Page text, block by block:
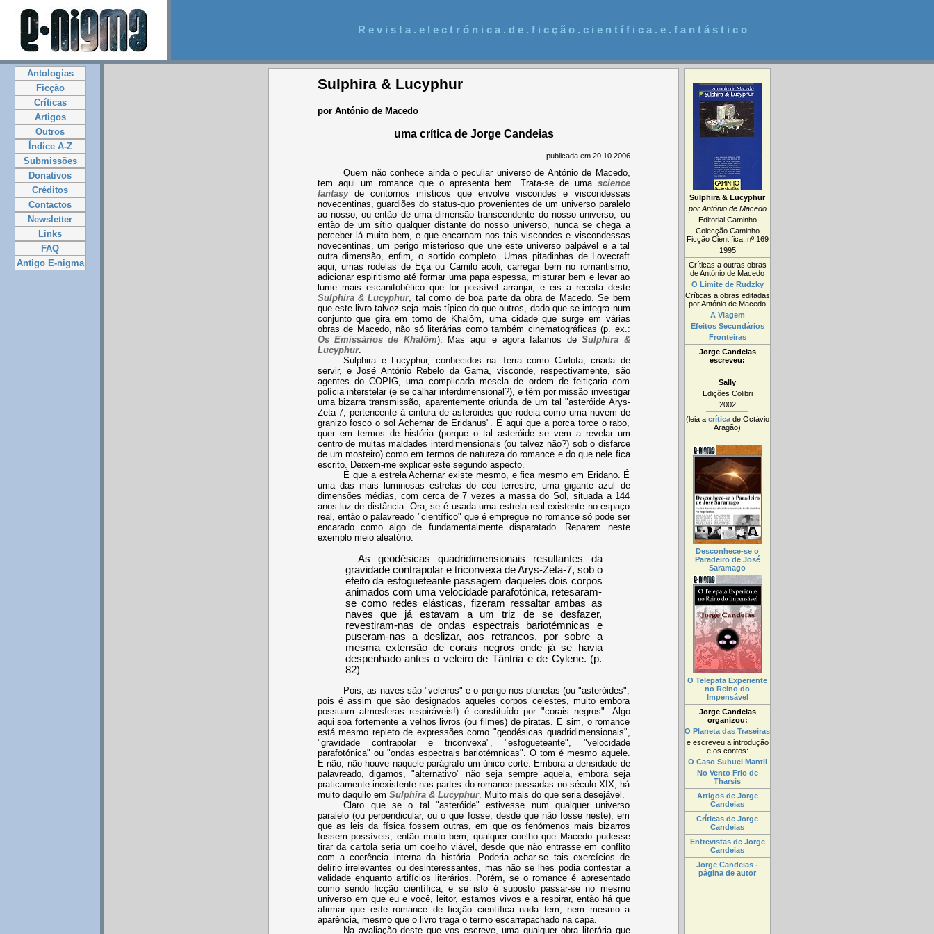
R e v i s t a . e l e c t r ó n i c a . d e . f i c ç ã o . c i e n t í f i c a . e . f a n t á s t i c o
Antologias
Ficção
Críticas
Artigos
Outros
Índice A-Z
Submissões
Donativos
Créditos
Contactos
Newsletter
Links
FAQ
Antigo E-nigma
Sulphira & Lucyphur
por António de Macedo
uma crítica de Jorge Candeias
publicada em 20.10.2006
Quem não conhece ainda o peculiar universo de António de Macedo,
tem aqui um romance que o apresenta bem. Trata-se de uma science
fantasyde contornos místicos que envolve viscondes e viscondessas
novecentinas, guardiões do status-quo provenientes de um universo paralelo
ao nosso, ou então de uma dimensão transcendente do nosso universo, ou
então de um sítio qualquer distante do nosso universo, nunca se chega a
perceber lá muito bem, e que encarnam nos tais viscondes e viscondessas
novecentinas, um perigo misterioso que une este universo palpável e a tal
outra dimensão, enfim, o sortido completo. Umas pitadinhas de Lovecraft
aqui, umas rodelas de Eça ou Camilo acoli, carregar bem no romantismo,
adicionar espiritismo até formar uma papa espessa, misturar bem e levar ao
lume mais escanifobético que for possível arranjar, e eis a receita deste
Sulphira & Lucyphur, tal como de boa parte da obra de Macedo. Se bem
que este livro talvez seja mais típico do que outros, dado que se integra num
conjunto que gira em torno de Khalôm, uma cidade que surge em várias
obras de Macedo, não só literárias como também cinematográficas (p. ex.:
Os Emissários de Khalôm). Mas aqui e agora falamos deSulphira &
Lucyphur.
Sulphira e Lucyphur, conhecidos na Terra como Carlota, criada de
servir, e José António Rebelo da Gama, visconde, respectivamente, são
agentes do COPIG, uma complicada mescla de ordem de feitiçaria com
polícia interstelar (e se calhar interdimensional?), e têm por missão investigar
uma bizarra transmissão, aparentemente oriunda de um tal "asteróide Arys-
Zeta-7, pertencente à cintura de asteróides que rodeia como uma nuvem de
granizo fosco o sol Achernar de Eridanus". É aqui que a porca torce o rabo,
quer em termos de história (porque o tal asteróide se vem a revelar um
centro de muitas maldades interdimensionais (ou talvez não?) sob o disfarce
de um mosteiro) como em termos de natureza do romance e do que nele fica
escrito. Deixem-me explicar este segundo aspecto.
É que a estrela Achernar existe mesmo, e fica mesmo em Eridano. É
uma das mais luminosas estrelas do céu terrestre, uma gigante azul de
dimensões médias, com cerca de 7 vezes a massa do Sol, situada a 144
anos-luz de distância. Ora, se é usada uma estrela real existente no espaço
real, então o palavreado "científico" que é empregue no romance só pode ser
encarado como algo de fundamentalmente disparatado. Reparem neste
exemplo meio aleatório:
As geodésicas quadridimensionais resultantes da
gravidade contrapolar e triconvexa de Arys-Zeta-7, sob o
efeito da esfogueteante passagem daqueles dois corpos
animados com uma velocidade parafotónica, retesaram-
se como redes elásticas, fizeram ressaltar ambas as
naves que já estavam a um triz de se desfazer,
revestiram-nas de ondas espectrais bariotémnicas e
puseram-nas a deslizar, aos retrancos, por sobre a
mesma extensão de corais negros onde já se havia
despenhado antes o veleiro de Tântria e de Cylene. (p.
82)
Pois, as naves são "veleiros" e o perigo nos planetas (ou "asteróides",
pois é assim que são designados aqueles corpos celestes, muito embora
possuam atmosferas respiráveis!) é constituído por "corais negros". Algo
aqui soa fortemente a velhos livros (ou filmes) de piratas. E sim, o romance
está mesmo repleto de expressões como "geodésicas quadridimensionais",
"gravidade contrapolar e triconvexa", "esfogueteante", "velocidade
parafotónica" ou "ondas espectrais bariotémnicas". O tom é mesmo aquele.
E não, não houve naquele parágrafo um único corte. Embora a densidade de
palavreado, digamos, "alternativo" não seja sempre aquela, embora seja
praticamente inexistente nas partes do romance passadas no século XIX, há
muito daquilo em Sulphira & Lucyphur. Muito mais do que seria desejável.
Claro que se o tal "asteróide" estivesse num qualquer universo
paralelo (ou perpendicular, ou o que fosse; desde que não fosse neste), em
que as leis da física fossem outras, em que os fenómenos mais bizarros
fossem possíveis, então muito bem, qualquer coelho que Macedo pudesse
tirar da cartola seria um coelho viável, desde que não entrasse em conflito
com a coerência interna da história. Poderia achar-se tais exercícios de
delírio irrelevantes ou desinteressantes, mas não se lhes podia contestar a
validade enquanto artifícios literários. Porém, se o romance é apresentado
como sendo ficção científica, e se isto é suposto passar-se no mesmo
universo em que eu e você, leitor, estamos vivos e a respirar, então há que
afirmar que este romance de ficção científica nada tem, nem mesmo a
aparência, mesmo que o livro traga o termo escarrapachado na capa.
Na avaliação deste que vos escreve, uma qualquer obra literária que
Sulphira & Lucyphur
por António de Macedo
Editorial Caminho
Colecção Caminho
Ficção Científica, nº 169
1995
Críticas a outras obras
de António de Macedo
O Limite de Rudzky
Críticas a obras editadas
por António de Macedo
A Viagem
Efeitos Secundários
Fronteiras
Jorge Candeias
escreveu:
Sally
Edições Colibri
2002
(leia a críticade Octávio
Aragão)
Desconhece-se o
Paradeiro de José
Saramago
O Telepata Experiente
no Reino do
Impensável
Jorge Candeias
organizou:
O Planeta das Traseiras
e escreveu a introdução
e os contos:
O Caso Subuel Mantil
No Vento Frio de
Tharsis
Artigos de Jorge
Candeias
Críticas de Jorge
Candeias
Entrevistas de Jorge
Candeias
Jorge Candeias -
página de autor